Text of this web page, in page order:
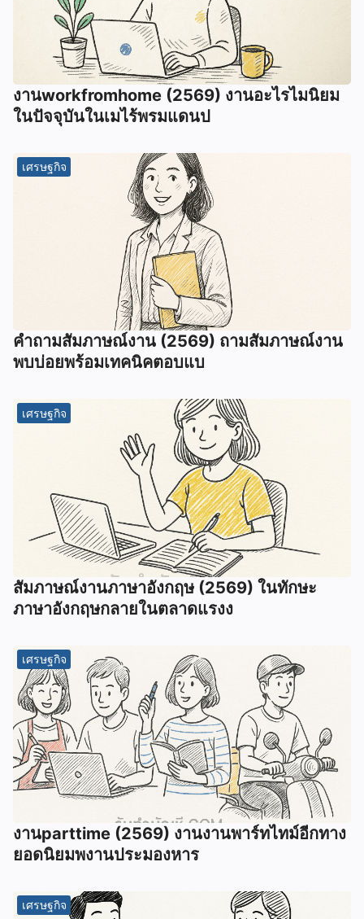
งานworkfromhome (2569) งานอะไรไมนิยม
ในปัจจุบันในเมไร้พรมแดนป
เศรษฐกิจ
คำถามสัมภาษณ์งาน (2569) ถามสัมภาษณ์งาน
พบบ่อยพร้อมเทคนิคตอบแบ
เศรษฐกิจ
สัมภาษณ์งานภาษาอังกฤษ (2569) ในทักษะ
ภาษาอังกฤษกลายในตลาดแรงง
เศรษฐกิจ
งานparttime (2569) งานงานพาร์ทไทม์อีกทาง
ยอดนิยมพงานประมองหาร
เศรษฐกิจ